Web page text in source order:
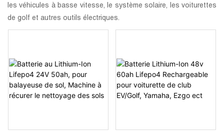
les véhicules à basse vitesse, le système solaire, les voiturettes
de golf et autres outils électriques.